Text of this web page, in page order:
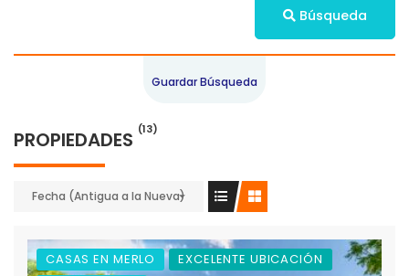
Búsqueda
Guardar Búsqueda
PROPIEDADES (13)
Fecha (Antigua a la Nueva)
CASAS EN MERLO
EXCELENTE UBICACIÓN